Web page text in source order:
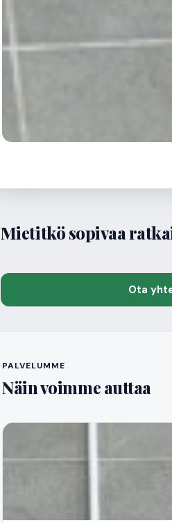
Mietitkö sopivaa
Ota
PALVELUMME
Näin voimme auttaa